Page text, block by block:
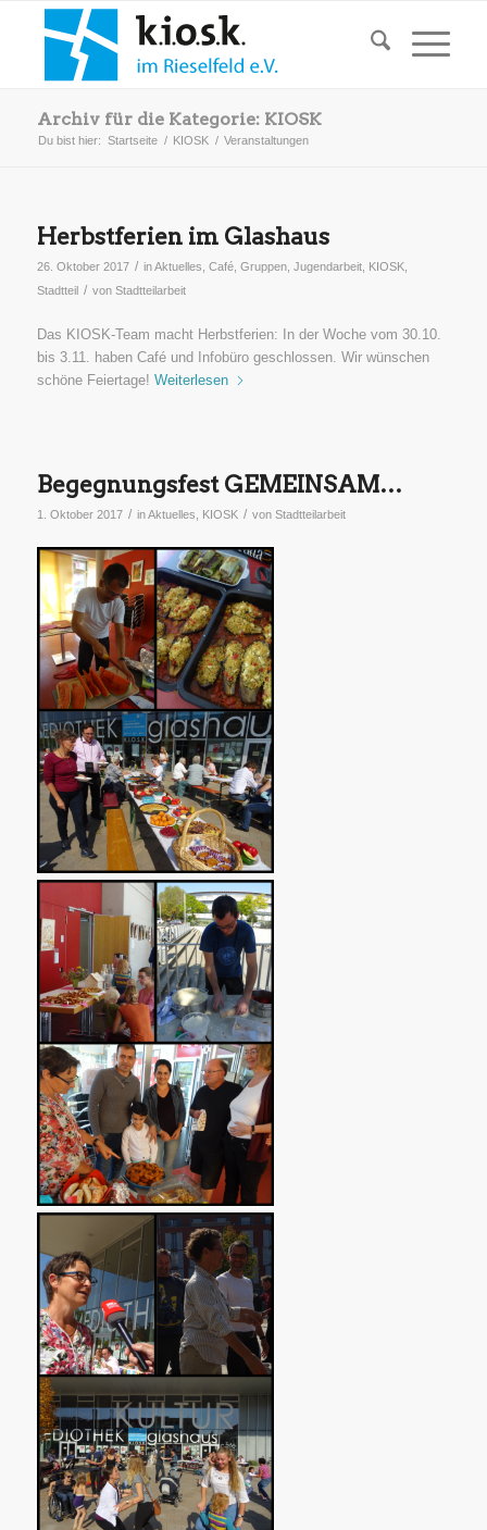
Archiv für die Kategorie: KIOSK
Du bist hier: Startseite / KIOSK / Veranstaltungen
Herbstferien im Glashaus
26. Oktober 2017 / inAktuelles Café, Gruppen, Jugendarbeit, KIOSK,
Stadtteil / von Stadtteilarbeit
Das KIOSK-Team macht Herbstferien: In der Woche vom 30.10.
bis 3.11. haben Café und Infobüro geschlossen. Wir wünschen
schöne Feiertage! Weiterlesen
Begegnungsfest GEMEINSAM…
1. Oktober 2017 / inAktuelles KIOSK / von Stadtteilarbeit